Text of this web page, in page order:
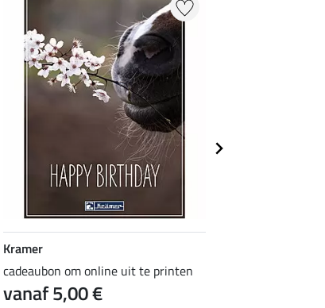
Kramer
cadeaubon om online uit te printen
vanaf 5,00 €